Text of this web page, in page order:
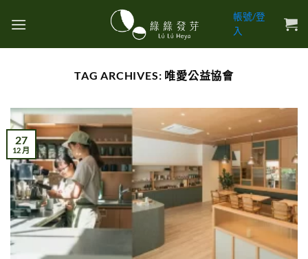
帳號/登
入
TAG ARCHIVES: 唯愛公益協會
27
12 月